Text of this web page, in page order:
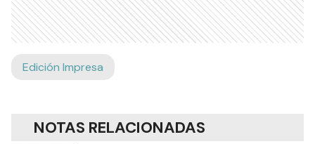
Edición Impresa
NOTAS RELACIONADAS